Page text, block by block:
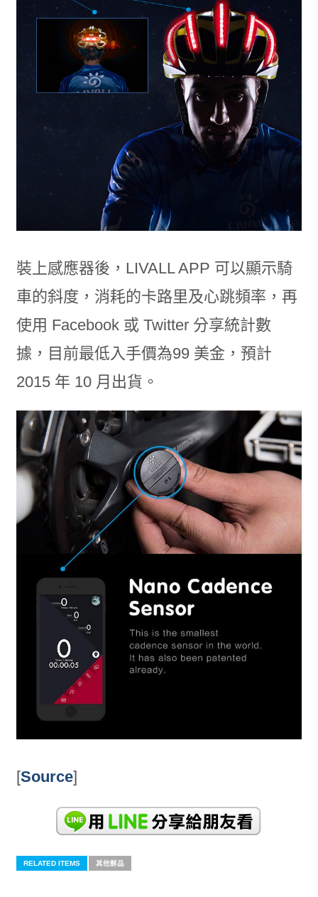
裝上感應器後，LIVALL APP 可以顯示騎
車的斜度，消耗的卡路里及心跳頻率，再
使用 Facebook 或 Twitter 分享統計數
據，目前最低入手價為99 美金，預計
2015 年 10 月出貨。
[Source]
RELATED ITEMS 其他鮮品